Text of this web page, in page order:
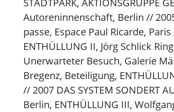
STADTPARK, AKTIONSGRUPPE
Autoreninnenschaft, Berlin //
passe, Espace Paul Ricarde,
ENTHÜLLUNG II, Jörg Schlick
Unerwarteter Besuch, Galerie
Bregenz, Beteiligung,
// 2007 DAS SYSTEM SONDERT
Berlin, ENTHÜLLUNG III,